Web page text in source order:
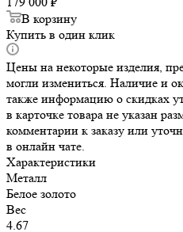
В корзину
Купить в один клик
Цены на некоторые изделия,
могли измениться. Наличие и
также информацию о скидках
в карточке товара не указан
комментарии к заказу или
в онлайн чате.
Характеристики
Металл
Белое золото
Вес
4.67